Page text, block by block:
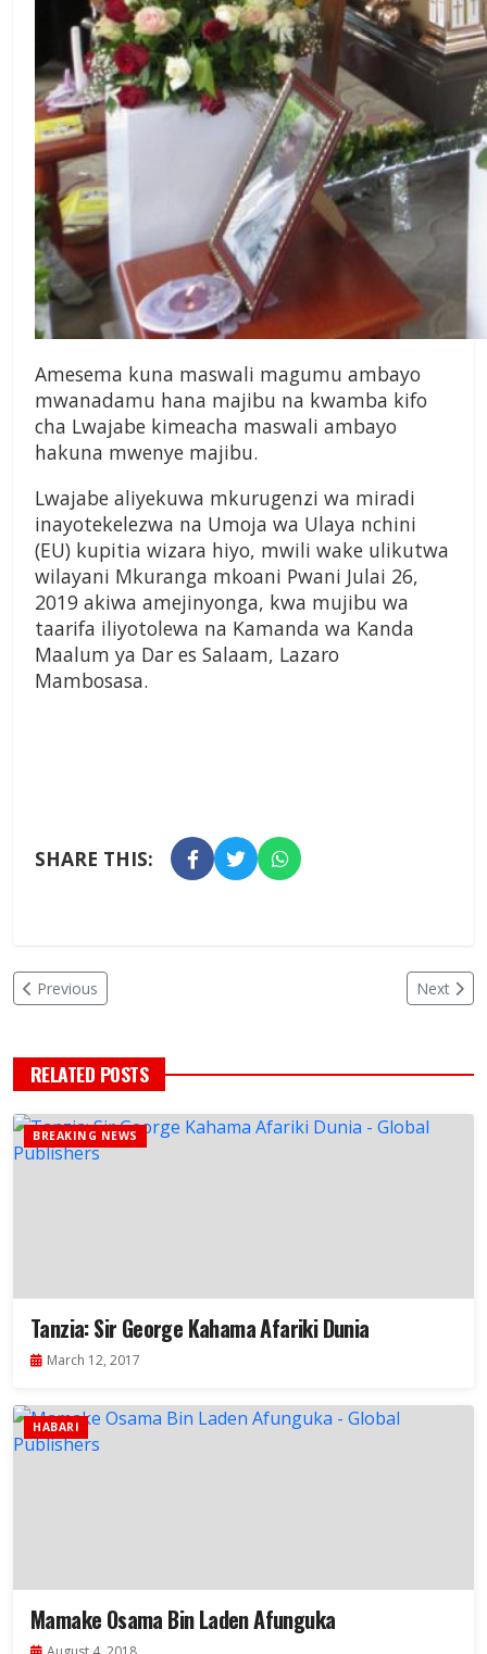
Amesema kuna maswali magumu ambayo
mwanadamu hana majibu na kwamba kifo
cha Lwajabe kimeacha maswali ambayo
hakuna mwenye majibu.
Lwajabe aliyekuwa mkurugenzi wa miradi
inayotekelezwa na Umoja wa Ulaya nchini
(EU) kupitia wizara hiyo, mwili wake ulikutwa
wilayani Mkuranga mkoani Pwani Julai 26,
2019 akiwa amejinyonga, kwa mujibu wa
taarifa iliyotolewa na Kamanda wa Kanda
Maalum ya Dar es Salaam, Lazaro
Mambosasa.
SHARE THIS:
Previous Next
RELATED POSTS
BREAKING NEWS
Tanzia: Sir George Kahama Afariki Dunia
March 12, 2017
HABARI
Mamake Osama Bin Laden Afunguka